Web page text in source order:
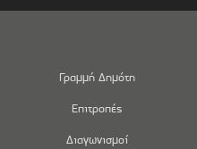
Γραμμή Δημότη
Επιτροπές
Διαγωνισμοί